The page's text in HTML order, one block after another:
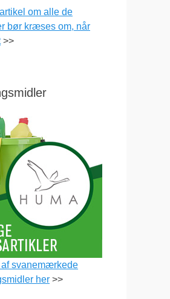
om alle de
bør kræses om, når
>>
svanemærkede
her >>